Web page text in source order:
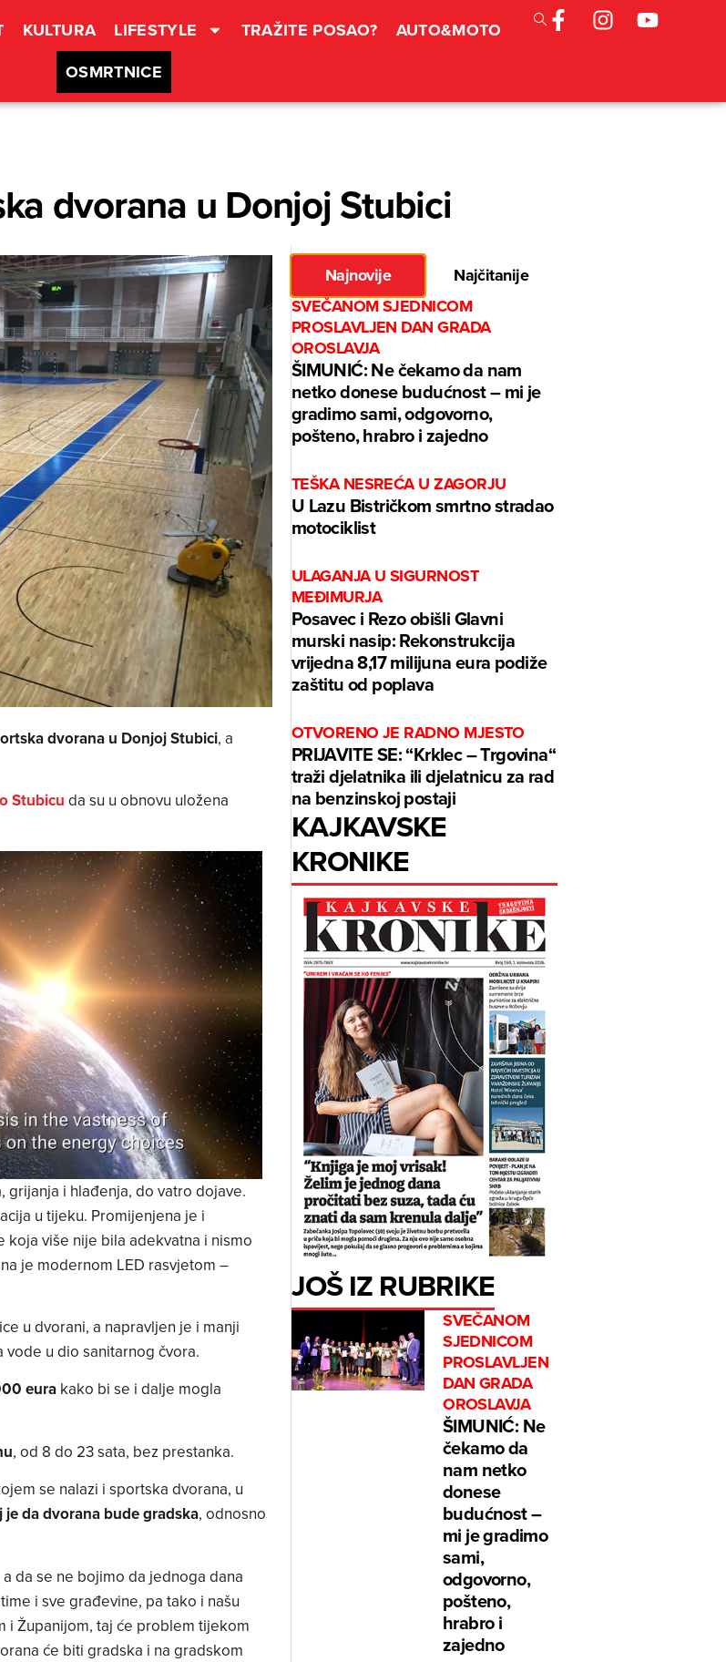
KULTURA LIFESTYLE TRAŽITE POSAO?
AUTO&MOTO
OSMRTNICE
dvorana u Donjoj Stubici
dvorana u Donjoj Stubici, a
Stubicu da su u obnovu uložena
i hlađenja, do vatro dojave.
u tijeku. Promijenjena je i
koja više nije bila adekvatna i nismo
je modernom LED rasvjetom –
u dvorani, a napravljen je i manji
u dio sanitarnog čvora.
eurakako bi se i dalje mogla
, od 8 do 23 sata, bez prestanka.
se nalazi i sportska dvorana, u
je da dvorana bude gradska, odnosno
da se ne bojimo da jednoga dana
i sve građevine, pa tako i našu
i Županijom, taj će problem tijekom
će biti gradska i na gradskom
Najnovije
Najčitanije
SVEČANOM SJEDNICOM
PROSLAVLJEN DAN GRADA
OROSLAVJA
ŠIMUNIĆ: Ne čekamo da nam
netko donese budućnost – mi je
gradimo sami, odgovorno,
pošteno, hrabro i zajedno
TEŠKA NESREĆA U ZAGORJU
U Lazu Bistričkom smrtno stradao
motociklist
ULAGANJA U SIGURNOST
MEĐIMURJA
Posavec i Rezo obišli Glavni
murski nasip: Rekonstrukcija
vrijedna 8,17 milijuna eura podiže
zaštitu od poplava
OTVORENO JE RADNO MJESTO
PRIJAVITE SE: “Krklec – Trgovina“
traži djelatnika ili djelatnicu za rad
na benzinskoj postaji
KAJKAVSKE
KRONIKE
JOŠ IZ RUBRIKE
SVEČANOM
SJEDNICOM
PROSLAVLJEN
DAN GRADA
OROSLAVJA
ŠIMUNIĆ: Ne
čekamo da
nam netko
donese
budućnost –
mi je gradimo
sami,
odgovorno,
pošteno,
hrabro i
zajedno